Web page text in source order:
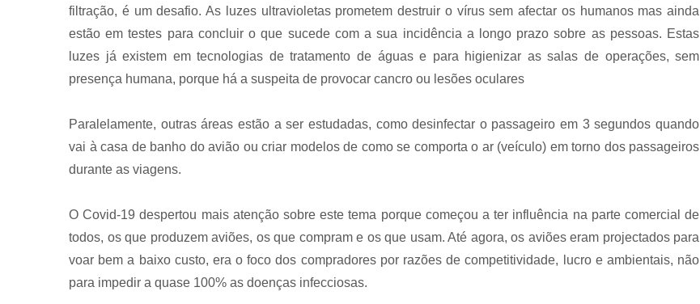
filtração, é um desafio. As luzes ultravioletas prometem destruir o vírus sem afectar os humanos mas ainda
estão em testes para concluir o que sucede com a sua incidência a longo prazo sobre as pessoas. Estas
luzes já existem em tecnologias de tratamento de águas e para higienizar as salas de operações, sem
presença humana, porque há a suspeita de provocar cancro ou lesões oculares
Paralelamente, outras áreas estão a ser estudadas, como desinfectar o passageiro em 3 segundos quando
vai à casa de banho do avião ou criar modelos de como se comporta o ar (veículo) em torno dos passageiros
durante as viagens.
O Covid-19 despertou mais atenção sobre este tema porque começou a ter influência na parte comercial de
todos, os que produzem aviões, os que compram e os que usam. Até agora, os aviões eram projectados para
voar bem a baixo custo, era o foco dos compradores por razões de competitividade, lucro e ambientais, não
para impedir a quase 100% as doenças infecciosas.